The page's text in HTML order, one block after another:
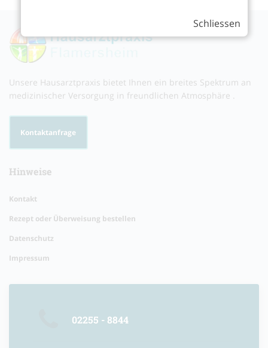
Unsere Hausarztpraxis bietet Ihnen ein breites Spektrum an
medizinischer Versorgung in freundlichen Atmosphäre .
Kontaktanfrage
Hinweise
Kontakt
Rezept oder Überweisung bestellen
Datenschutz
Impressum
02255 - 8844
Schliessen